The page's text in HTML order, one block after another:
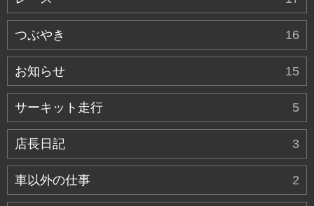
つぶやき 16
お知らせ 15
サーキット走行 5
店長日記 3
車以外の仕事 2